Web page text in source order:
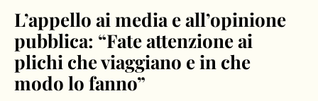
L’appello ai media e all’opinione
pubblica: “Fate attenzione ai
plichi che viaggiano e in che
modo lo fanno”